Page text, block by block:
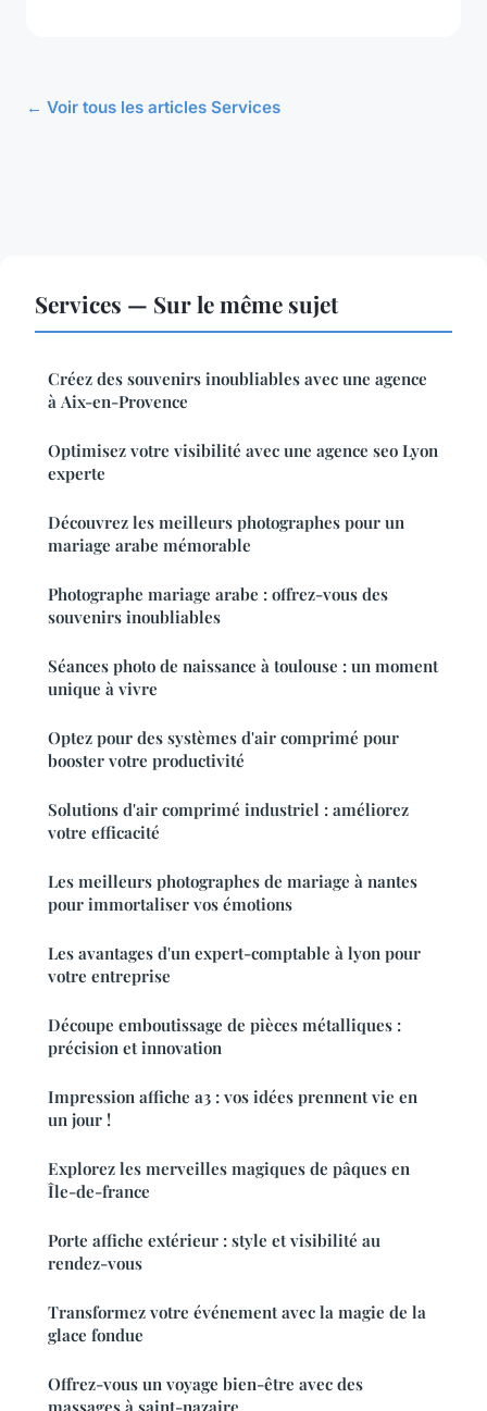
← Voir tous les articles Services
Services — Sur le même sujet
Créez des souvenirs inoubliables avec une agence
à Aix-en-Provence
Optimisez votre visibilité avec une agence seo Lyon
experte
Découvrez les meilleurs photographes pour un
mariage arabe mémorable
Photographe mariage arabe : offrez-vous des
souvenirs inoubliables
Séances photo de naissance à toulouse : un moment
unique à vivre
Optez pour des systèmes d'air comprimé pour
booster votre productivité
Solutions d'air comprimé industriel : améliorez
votre efficacité
Les meilleurs photographes de mariage à nantes
pour immortaliser vos émotions
Les avantages d'un expert-comptable à lyon pour
votre entreprise
Découpe emboutissage de pièces métalliques :
précision et innovation
Impression affiche a3 : vos idées prennent vie en
un jour !
Explorez les merveilles magiques de pâques en
Île-de-france
Porte affiche extérieur : style et visibilité au
rendez-vous
Transformez votre événement avec la magie de la
glace fondue
Offrez-vous un voyage bien-être avec des
massages à saint-nazaire